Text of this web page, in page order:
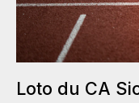
Loto du CA